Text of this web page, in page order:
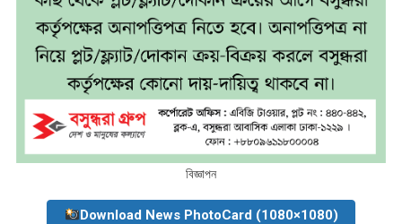
বিজ্ঞাপন
Download News PhotoCard (1080×1080)